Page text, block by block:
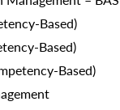
Based)
Based)
Based)